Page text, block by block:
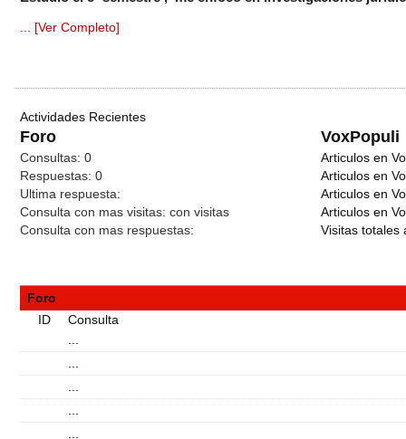
... [Ver Completo]
Actividades Recientes
Foro VoxPopuli
Consultas: 0
Respuestas: 0
Ultima respuesta:
Consulta con mas visitas: con visitas
Consulta con mas respuestas:
Articulos en
Articulos en
Articulos en
Articulos en
Visitas totales
Foro
ID
Consulta